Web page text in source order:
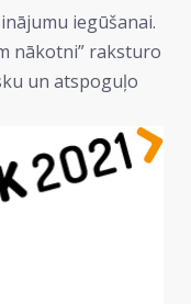
iegūšanai.
nākotni” raksturo
un atspoguļo